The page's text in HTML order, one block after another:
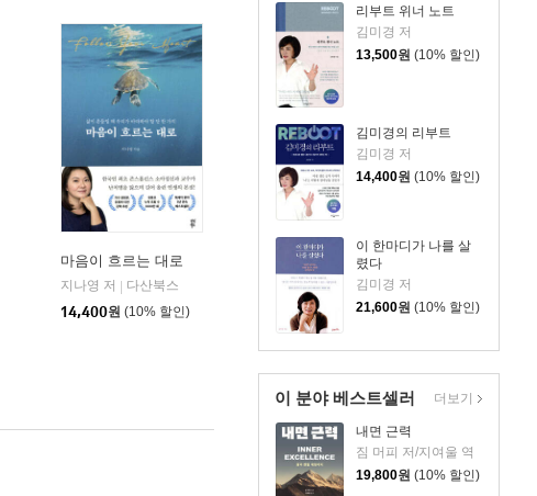
리부트 위너 노트
김미경 저
13,500원 (10% 할인)
김미경의 리부트
김미경 저
14,400원 (10% 할인)
이 한마디가 나를 살
렸다
김미경 저
21,600원 (10% 할인)
이 분야 베스트셀러
내면 근력
짐 머피 저/지여울 역
19,800원 (10% 할인)
더보기
마음이 흐르는 대로
지나영 저
다산북스
14,400원 (10% 할인)